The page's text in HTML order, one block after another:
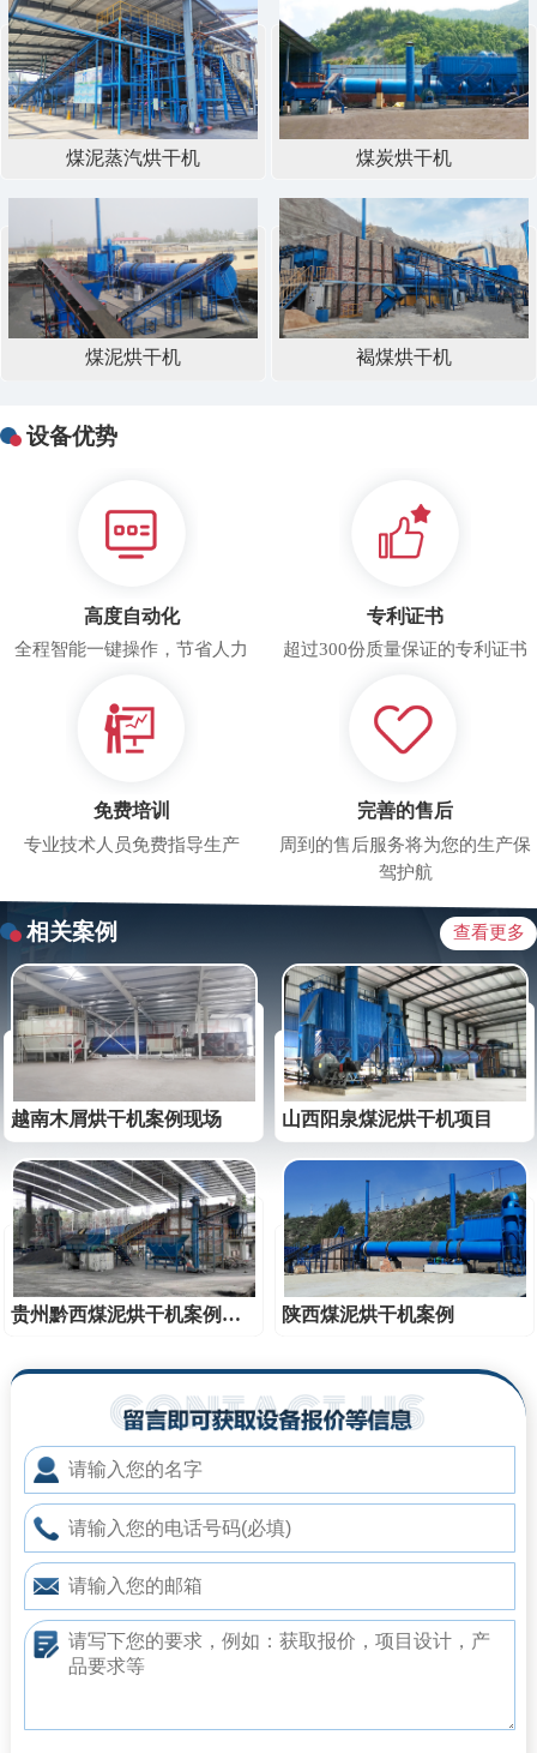
煤泥蒸汽烘干机 煤炭烘干机
煤泥烘干机 褐煤烘干机
设备优势
高度自动化
全程智能一键操作，节省人力
专利证书
超过300份质量保证的专利证书
免费培训
专业技术人员免费指导生产
完善的售后
周到的售后服务将为您的生产保
驾护航
相关案例 查看更多
越南木屑烘干机案例现场 山西阳泉煤泥烘干机项目
贵州黔西煤泥烘干机案例视频 陕西煤泥烘干机案例